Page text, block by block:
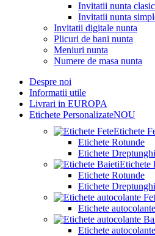
Invitatii nunta
Invitatii nunta
Invitatii digitale nunta
Plicuri de bani nunta
Meniuri nunta
Numere de masa nunta
Despre noi
Informatii utile
Livrari in EUROPA
Etichete PersonalizateNOU
Etichete
Etichete Rotunde
Etichete
Etichete
Etichete Rotunde
Etichete
Etichete
Etichete